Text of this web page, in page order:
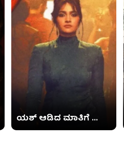
ಯಶ್ ಆಡಿದ ಮಾತಿಗೆ ...